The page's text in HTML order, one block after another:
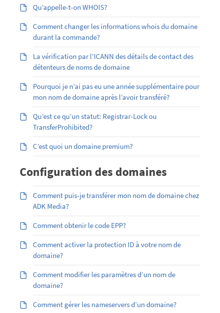
Qu’appelle-t-on WHOIS?
Comment changer les informations whois du domaine
durant la commande?
La vérification par l’ICANN des détails de contact des
détenteurs de noms de domaine
Pourquoi je n’ai pas eu une année supplémentaire pour
mon nom de domaine après l’avoir transféré?
Qu’est ce qu’un statut: Registrar-Lock ou
TransferProhibited?
C’est quoi un domaine premium?
Configuration des domaines
Comment puis-je transférer mon nom de domaine chez
ADK Media?
Comment obtenir le code EPP?
Comment activer la protection ID à votre nom de
domaine?
Comment modifier les paramètres d’un nom de
domaine?
Comment gérer les nameservers d’un domaine?